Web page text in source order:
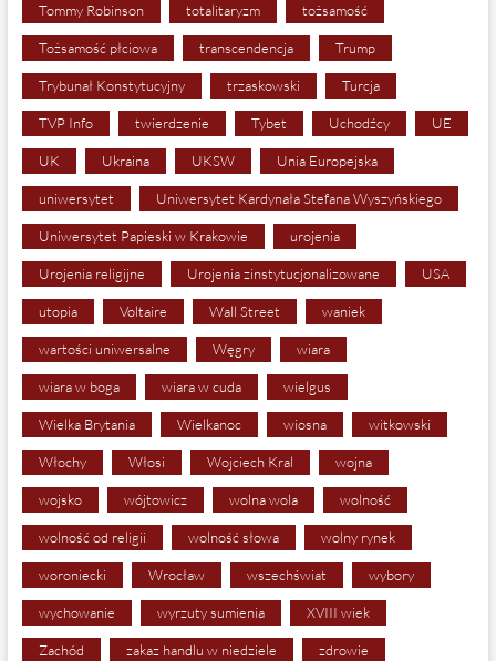
Tommy Robinson totalitaryzm tożsamość
Tożsamość płciowa transcendencja Trump
Trybunał Konstytucyjny trzaskowski Turcja
TVP Info twierdzenie Tybet Uchodźcy UE
UK Ukraina UKSW Unia Europejska
uniwersytet Uniwersytet Kardynała Stefana Wyszyńskiego
Uniwersytet Papieski w Krakowie urojenia
Urojenia religijne Urojenia zinstytucjonalizowane USA
utopia Voltaire Wall Street waniek
wartości uniwersalne Węgry wiara
wiara w boga wiara w cuda wielgus
Wielka Brytania Wielkanoc wiosna witkowski
Włochy Włosi Wojciech Kral wojna
wojsko wójtowicz wolna wola wolność
wolność od religii wolność słowa wolny rynek
woroniecki Wrocław wszechświat wybory
wychowanie wyrzuty sumienia XVIII wiek
Zachód zakaz handlu w niedziele zdrowie